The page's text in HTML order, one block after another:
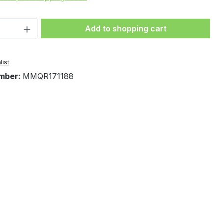
Quantity: Enter the desired amount
Add to shopping cart
MMQR171188